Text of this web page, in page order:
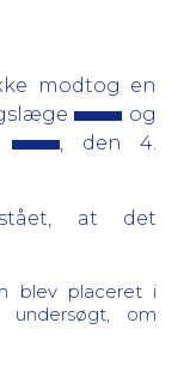
modtog en
og
, den 4.
at det
blev placeret i
om